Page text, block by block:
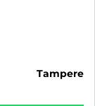
tampere